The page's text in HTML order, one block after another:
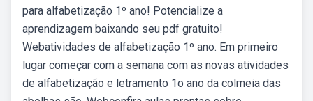
para alfabetização 1º ano! Potencialize a
aprendizagem baixando seu pdf gratuito!
Webatividades de alfabetização 1º ano. Em primeiro
lugar começar com a semana com as novas atividades
de alfabetização e letramento 1o ano da colmeia das